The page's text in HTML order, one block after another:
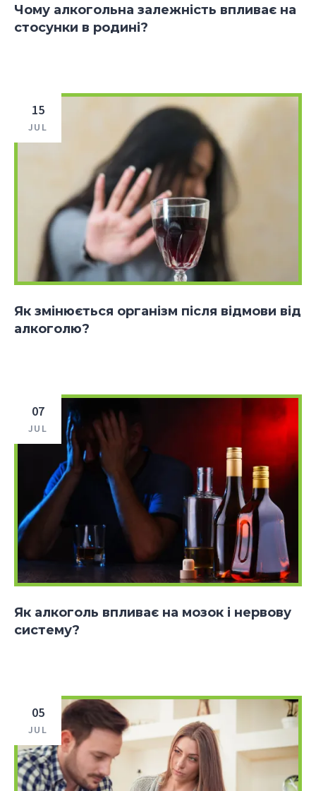
Чому алкогольна залежність впливає на
стосунки в родині?
15
JUL
Як змінюється організм після відмови від
алкоголю?
07
JUL
Як алкоголь впливає на мозок і нервову
систему?
05
JUL